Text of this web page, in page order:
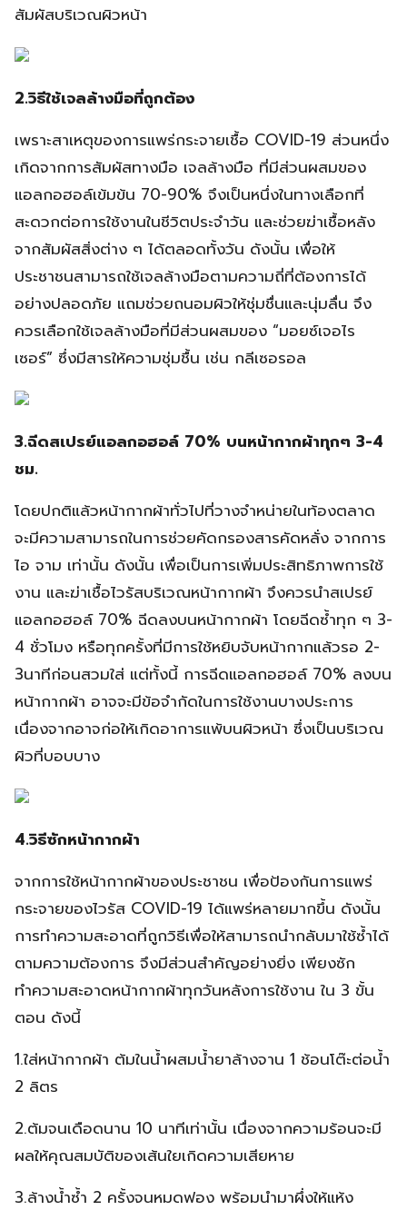
สัมผัสบริเวณผิวหน้า
2.วิธีใช้เจลล้างมือที่ถูกต้อง
เพราะสาเหตุของการแพร่กระจายเชื้อ COVID-19 ส่วนหนึ่ง
เกิดจากการสัมผัสทางมือ เจลล้างมือ ที่มีส่วนผสมของ
แอลกอฮอล์เข้มข้น 70-90% จึงเป็นหนึ่งในทางเลือกที่
สะดวกต่อการใช้งานในชีวิตประจำวัน และช่วยฆ่าเชื้อหลัง
จากสัมผัสสิ่งต่าง ๆ ได้ตลอดทั้งวัน ดังนั้น เพื่อให้
ประชาชนสามารถใช้เจลล้างมือตามความถี่ที่ต้องการได้
อย่างปลอดภัย แถมช่วยถนอมผิวให้ชุ่มชื่นและนุ่มลื่น จึง
ควรเลือกใช้เจลล้างมือที่มีส่วนผสมของ “มอยซ์เจอไร
เซอร์” ซึ่งมีสารให้ความชุ่มชื้น เช่น กลีเซอรอล
3.ฉีดสเปรย์แอลกอฮอล์ 70% บนหน้ากากผ้าทุกๆ 3-4
ชม.
โดยปกติแล้วหน้ากากผ้าทั่วไปที่วางจำหน่ายในท้องตลาด
จะมีความสามารถในการช่วยคัดกรองสารคัดหลั่ง จากการ
ไอ จาม เท่านั้น ดังนั้น เพื่อเป็นการเพิ่มประสิทธิภาพการใช้
งาน และฆ่าเชื้อไวรัสบริเวณหน้ากากผ้า จึงควรนำสเปรย์
แอลกอฮอล์ 70% ฉีดลงบนหน้ากากผ้า โดยฉีดซ้ำทุก ๆ 3-
4 ชั่วโมง หรือทุกครั้งที่มีการใช้หยิบจับหน้ากากแล้วรอ 2-
3นาทีก่อนสวมใส่ แต่ทั้งนี้ การฉีดแอลกอฮอล์ 70% ลงบน
หน้ากากผ้า อาจจะมีข้อจำกัดในการใช้งานบางประการ
เนื่องจากอาจก่อให้เกิดอาการแพ้บนผิวหน้า ซึ่งเป็นบริเวณ
ผิวที่บอบบาง
4.วิธีซักหน้ากากผ้า
จากการใช้หน้ากากผ้าของประชาชน เพื่อป้องกันการแพร่
กระจายของไวรัส COVID-19 ได้แพร่หลายมากขึ้น ดังนั้น
การทำความสะอาดที่ถูกวิธีเพื่อให้สามารถนำกลับมาใช้ซ้ำได้
ตามความต้องการ จึงมีส่วนสำคัญอย่างยิ่ง เพียงซัก
ทำความสะอาดหน้ากากผ้าทุกวันหลังการใช้งาน ใน 3 ขั้น
ตอน ดังนี้
1.ใส่หน้ากากผ้า ต้มในน้ำผสมน้ำยาล้างจาน 1 ช้อนโต๊ะต่อน้ำ
2 ลิตร
2.ต้มจนเดือดนาน 10 นาทีเท่านั้น เนื่องจากความร้อนจะมี
ผลให้คุณสมบัติของเส้นใยเกิดความเสียหาย
3.ล้างน้ำซ้ำ 2 ครั้งจนหมดฟอง พร้อมนำมาผึ่งให้แห้ง